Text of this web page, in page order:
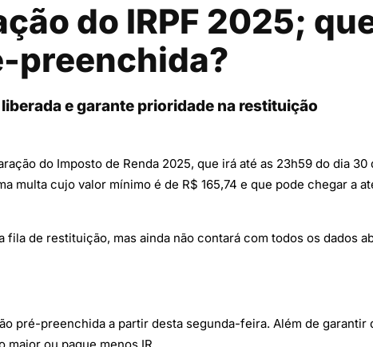
do IRPF 2025;
preenchida?
e garante prioridade na restituição
do Imposto de Renda 2025, que irá até as 23h59 do dia 30
multa cujo valor mínimo é de R$ 165,74 e que pode chegar a
de restituição, mas ainda não contará com todos os dados
pré-preenchida a partir desta segunda-feira. Além de garantir
ou pague menos IR.